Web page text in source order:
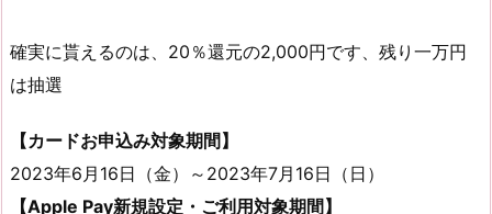
確実に貰えるのは、20％還元の2,000円です、残り一万円
は抽選
【カードお申込み対象期間】
2023年6月16日（金）～2023年7月16日（日）
【Apple Pay新規設定・ご利用対象期間】